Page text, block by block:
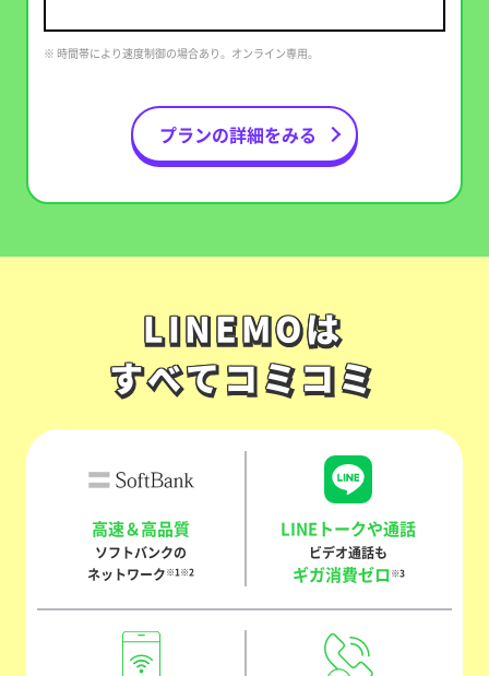
※ 時間帯により速度制御の場合あり。オンライン専用。
プランの詳細をみる
LINEMOは
すべてコミコミ
LINEMOは
すべてコミコミ
高速＆高品質
ソフトバンクの
ネットワーク※1※2
LINEトークや通話
ビデオ通話も
ギガ消費ゼロ※3